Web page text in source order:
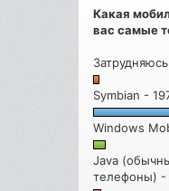
Какая
вас самые
Symbian -
Windows
Java
телефоны) -